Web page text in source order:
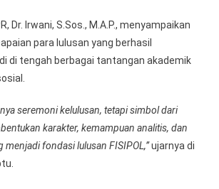
Dr. Irwani, S.Sos., M.A.P., menyampaikan
para lulusan yang berhasil
di tengah berbagai tantangan akademik
seremoni kelulusan, tetapi simbol dari
karakter, kemampuan analitis, dan
menjadi fondasi lulusan FISIPOL,”ujarnya di